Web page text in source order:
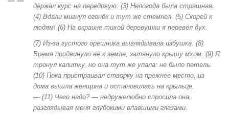
держал курс на передовую. (3) Непогода была страшная.
(4) Вдали мигнул огонёк и тут же стемнел. (5) Скорей к
людям! (6) На окраине тихой деревушки я перевёл дух.
(7) Из-за густого орешника выглядывала избушка. (8)
Время придвинуло её к земле, затянуло крышу мхом. (9) Я
тронул калитку, но она тут же упала: не было петель.
(10) Пока пристраивал створку на прежнее место, из
дома вышла женщина и остановилась на крыльце.
— (11) Чего надо? — недружелюбно спросила она,
разглядывая меня глубокими впавшими глазами.